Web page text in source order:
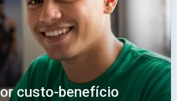
custo-benefício